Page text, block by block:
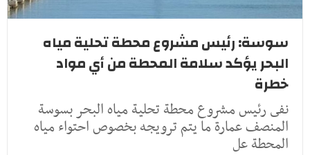
سوسة: رئيس مشروع محطة تحلية مياه
البحر يؤكد سلامة المحطة من أي مواد
خطرة
نفى رئيس مشروع محطة تحلية مياه البحر بسوسة
المنصف عمارة ما يتم ترويجه بخصوص احتواء مياه
المحطة عل